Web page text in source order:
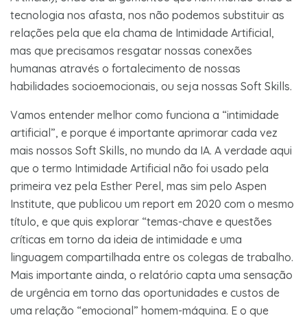
tecnologia nos afasta, nos não podemos substituir as
relações pela que ela chama de Intimidade Artificial,
mas que precisamos resgatar nossas conexões
humanas através o fortalecimento de nossas
habilidades socioemocionais, ou seja nossas Soft Skills.
Vamos entender melhor como funciona a “intimidade
artificial”, e porque é importante aprimorar cada vez
mais nossos Soft Skills, no mundo da IA. A verdade aqui
que o termo Intimidade Artificial não foi usado pela
primeira vez pela Esther Perel, mas sim pelo Aspen
Institute, que publicou um report em 2020 com o mesmo
título, e que quis explorar “temas-chave e questões
críticas em torno da ideia de intimidade e uma
linguagem compartilhada entre os colegas de trabalho.
Mais importante ainda, o relatório capta uma sensação
de urgência em torno das oportunidades e custos de
uma relação “emocional” homem-máquina. E o que